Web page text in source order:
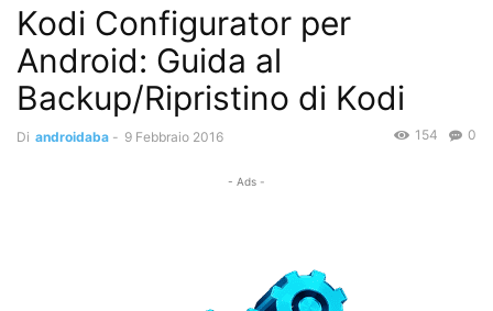
Kodi Configurator per
Android: Guida al
Backup/Ripristino di Kodi
Di androidaba - 9 Febbraio 2016 0
154
- Ads -